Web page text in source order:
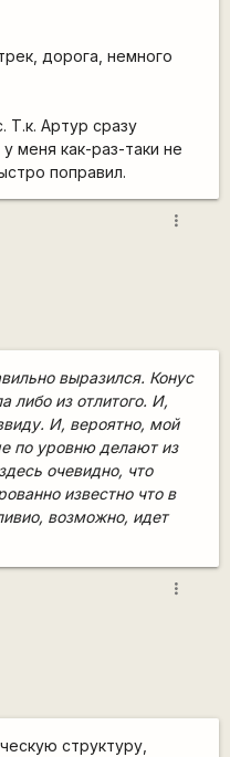
дорога, немного
Т.к. Артур сразу
меня как-раз-таки не
поправил.
more_vert
выразился. Конус
либо из отлитого. И,
И, вероятно, мой
по уровню делают из
очевидно, что
известно что в
возможно, идет
more_vert
структуру,